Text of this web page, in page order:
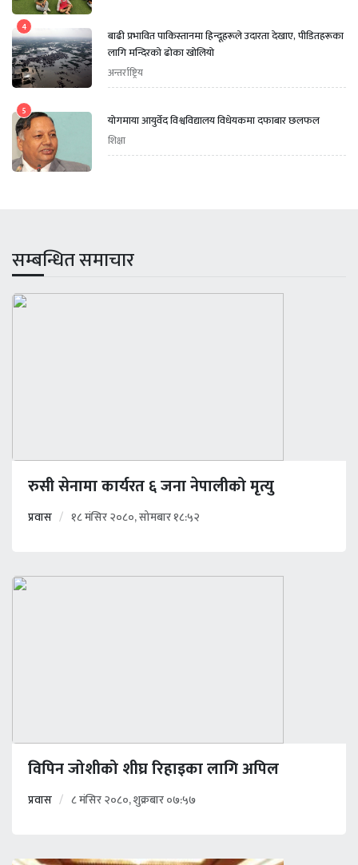
4
बाढी प्रभावित पाकिस्तानमा हिन्दूहरूले उदारता देखाए, पीडितहरूका
लागि मन्दिरको ढोका खोलियो
अन्तर्राष्ट्रिय
5
योगमाया आयुर्वेद विश्वविद्यालय विधेयकमा दफाबार छलफल
शिक्षा
सम्बन्धित समाचार
रुसी सेनामा कार्यरत ६ जना नेपालीको मृत्यु
प्रवास १८ मंसिर २०८०, सोमबार १८:५२
विपिन जोशीको शीघ्र रिहाइका लागि अपिल
प्रवास ८ मंसिर २०८०, शुक्रबार ०७:५७